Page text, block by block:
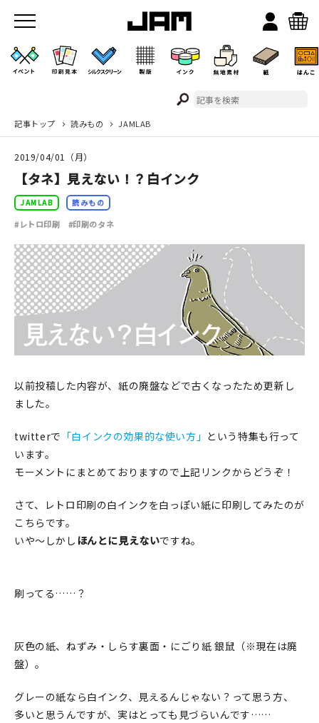
JAMのこと
お店/ワークスペース
イベント
印刷見本
無地素材
本
雑貨
JAMグッズ
在庫限り
記事トップ 読みもの JAMLAB
2019/04/01（月）
【タネ】見えない！？白インク
JAMLAB 読みもの
#レトロ印刷 #印刷のタネ
以前投稿した内容が、紙の廃盤などで古くなったため更新し
ました。
twitterで 「白インクの効果的な使い方」 という特集も行って
います。
モーメントにまとめておりますので上記リンクからどうぞ！
さて、レトロ印刷の白インクを白っぽい紙に印刷してみたのが
こちらです。
いや～しかし ほんとに見えないですね。
刷ってる……？
灰色の紙、ねずみ・しらす裏面・にごり紙 銀鼠（※現在は廃
盤）。
グレーの紙なら白インク、見えるんじゃない？って思う方、
多いと思うんですが、実はとっても見づらいんです……